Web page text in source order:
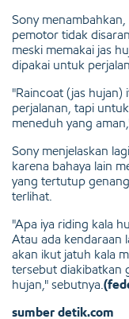
Sony
pemotor tidak
meski memakai jas
dipakai untuk
"Raincoat (jas
perjalanan, tapi
meneduh yang
Sony menjelaskan
karena bahaya lain
yang tertutup
terlihat.
"Apa iya riding kala
Atau ada kendaraan
akan ikut jatuh kala
tersebut diakibatkan
hujan," sebutnya.
sumber detik.com